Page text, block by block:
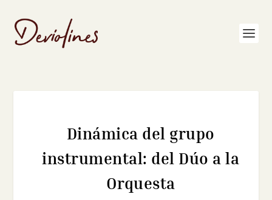
Dinámica del grupo
instrumental: del Dúo a la
Orquesta